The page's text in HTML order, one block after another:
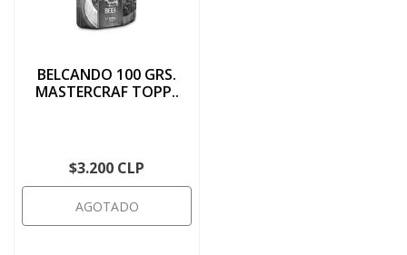
BELCANDO 100 GRS.
MASTERCRAF TOPP..
$3.200 CLP
AGOTADO